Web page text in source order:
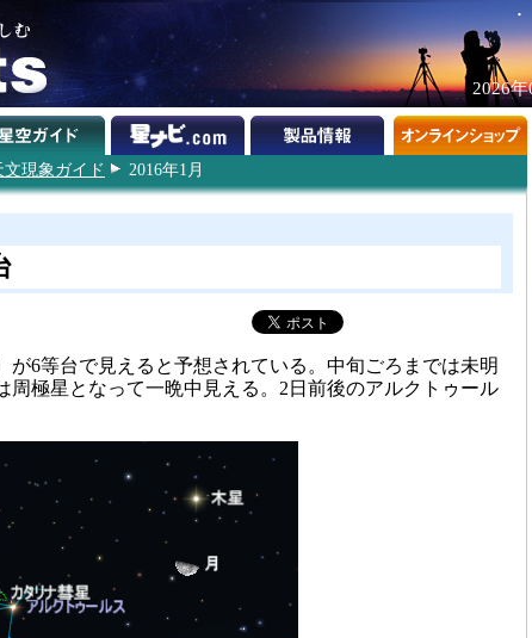
2026年
文現象ガイド 2016年1月
が6等台で見えると予想されている。中旬ごろまでは未明
周極星となって一晩中見える。2日前後のアルクトゥール